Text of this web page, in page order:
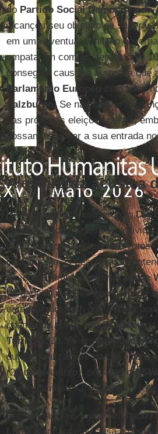
do Partido Social Democrata da
alcançou seu objetivo de superar
em uma eventual coalizão
empataram com os Verdes com
conseguiu causar a surpresa que
Parlamento Europeu
com base
Salzburgo . Se não houver
nas próximas eleições gerais,
possam bloquear a sua entrada
ÖVP.
A esquerda acusa a
NaAlemanha, à esquerda, oDie
eurodeputados, enquanto a
duplicou a percentagem de votos
inicialmente as pesquisas de
de, como lembrou o jornalJunge
verdadeiro establishment federal
estadual mostram que oBSW
chamados novos Länder da antiga
Turíngia
, 13,5% em
outono realizam-se na Saxônia e
(22 de setembro), pelo que oBSW
governos nestes três estados
Por seu lado, os maus resultados
Linke
colocam em causa a